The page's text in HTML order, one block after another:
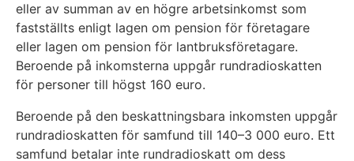
eller av summan av en högre arbetsinkomst som
fastställts enligt lagen om pension för företagare
eller lagen om pension för lantbruksföretagare.
Beroende på inkomsterna uppgår rundradioskatten
för personer till högst 160 euro.
Beroende på den beskattningsbara inkomsten uppgår
rundradioskatten för samfund till 140–3 000 euro. Ett
samfund betalar inte rundradioskatt om dess